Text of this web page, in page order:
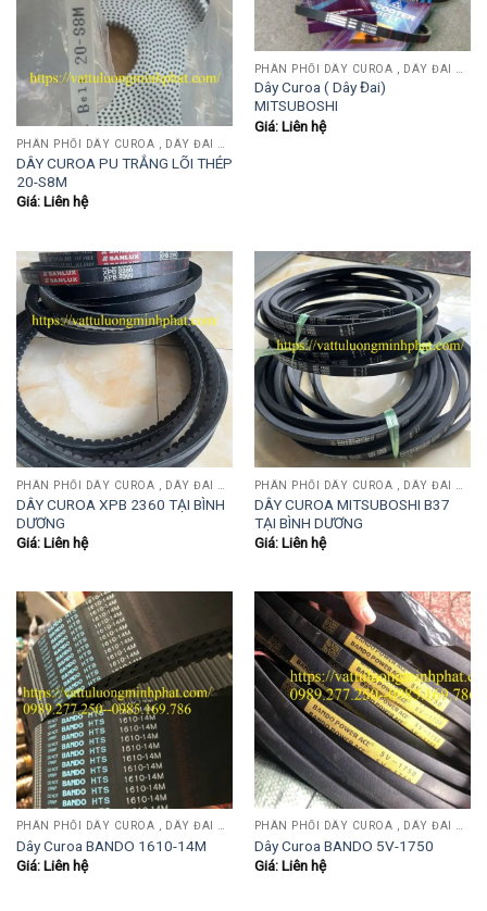
DÂY CUROA PU TRẮNG LÕI THÉP
20-S8M
Giá: Liên hệ
Dây Curoa ( Dây Đai)
MITSUBOSHI
Giá: Liên hệ
DÂY CUROA XPB 2360 TẠI BÌNH
DƯƠNG
Giá: Liên hệ
DÂY CUROA MITSUBOSHI B37
TẠI BÌNH DƯƠNG
Giá: Liên hệ
PHÂN PHỐI DÂY CUROA , DÂY ĐAI OPTIBEIT, MITSUBOSHI, BANDO, MITSUBA, SANWU....
Dây Curoa BANDO 1610-14M
Giá: Liên hệ
PHÂN PHỐI DÂY CUROA , DÂY ĐAI OPTIBEIT, MITSUBOSHI, BANDO, MITSUBA, SANWU....
Dây Curoa BANDO 5V-1750
Giá: Liên hệ